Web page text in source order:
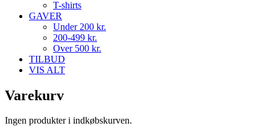
T-shirts
GAVER
Under 200 kr.
200-499 kr.
Over 500 kr.
TILBUD
VIS ALT
Varekurv
Ingen produkter i indkøbskurven.